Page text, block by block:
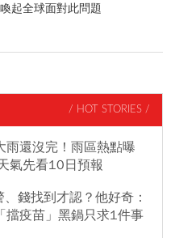
起全球面對此問題
/ HOT STORIES /
雨還沒完！雨區熱點曝
氣先看10日預報
錢找到才認？他好奇：
疫苗」黑鍋只求1件事